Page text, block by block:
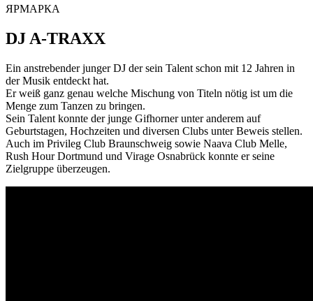
ЯРМАРКА
DJ A-TRAXX
Ein anstrebender junger DJ der sein Talent schon mit 12 Jahren in
der Musik entdeckt hat.
Er weiß ganz genau welche Mischung von Titeln nötig ist um die
Menge zum Tanzen zu bringen.
Sein Talent konnte der junge Gifhorner unter anderem auf
Geburtstagen, Hochzeiten und diversen Clubs unter Beweis stellen.
Auch im Privileg Club Braunschweig sowie Naava Club Melle,
Rush Hour Dortmund und Virage Osnabrück konnte er seine
Zielgruppe überzeugen.